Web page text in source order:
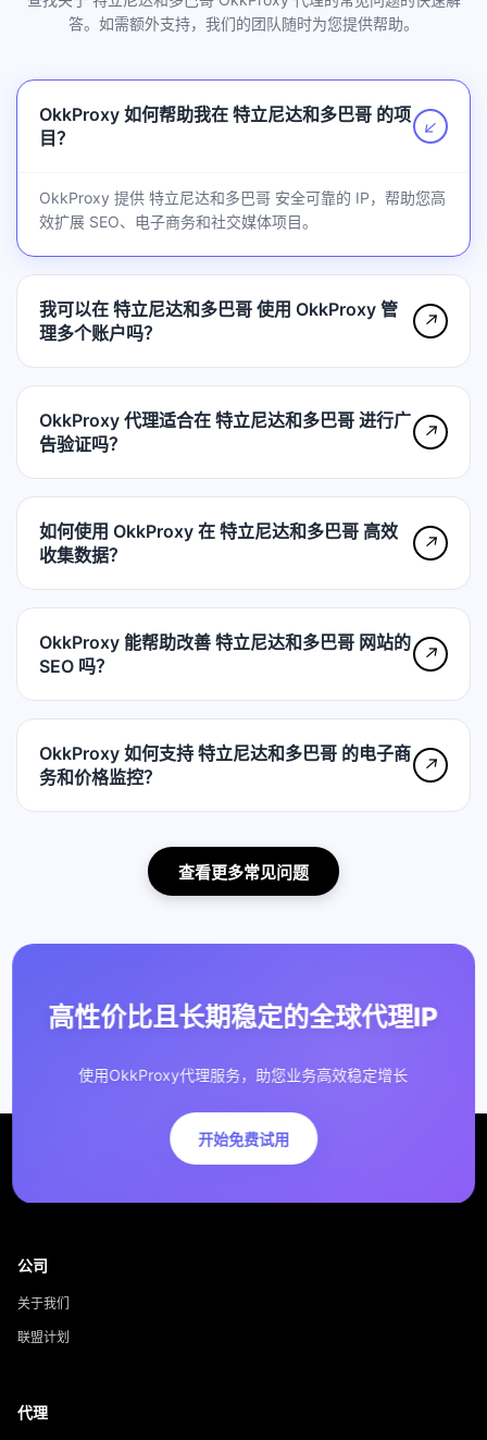
答。如需额外支持，我们的团队随时为您提供帮助。
OkkProxy 如何帮助我在 特立尼达和多巴哥 的项
目？
↗
OkkProxy 提供 特立尼达和多巴哥 安全可靠的 IP，帮助您高
效扩展 SEO、电子商务和社交媒体项目。
我可以在 特立尼达和多巴哥 使用 OkkProxy 管
理多个账户吗？
↗
OkkProxy 代理适合在 特立尼达和多巴哥 进行广
告验证吗？
↗
如何使用 OkkProxy 在 特立尼达和多巴哥 高效
收集数据？
↗
OkkProxy 能帮助改善 特立尼达和多巴哥 网站的
SEO 吗？
↗
OkkProxy 如何支持 特立尼达和多巴哥 的电子商
务和价格监控？
↗
查看更多常见问题
高性价比且长期稳定的全球代理IP
使用OkkProxy代理服务，助您业务高效稳定增长
开始免费试用
公司
关于我们
联盟计划
代理